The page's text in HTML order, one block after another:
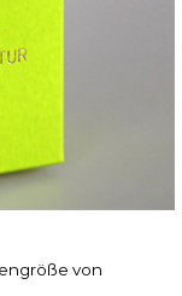
von